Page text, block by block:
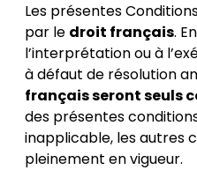
Les présentes
par le droit français.
l’interprétation ou à
à défaut de résolution
français seront seuls
des présentes
inapplicable, les autres
pleinement en vigueur.